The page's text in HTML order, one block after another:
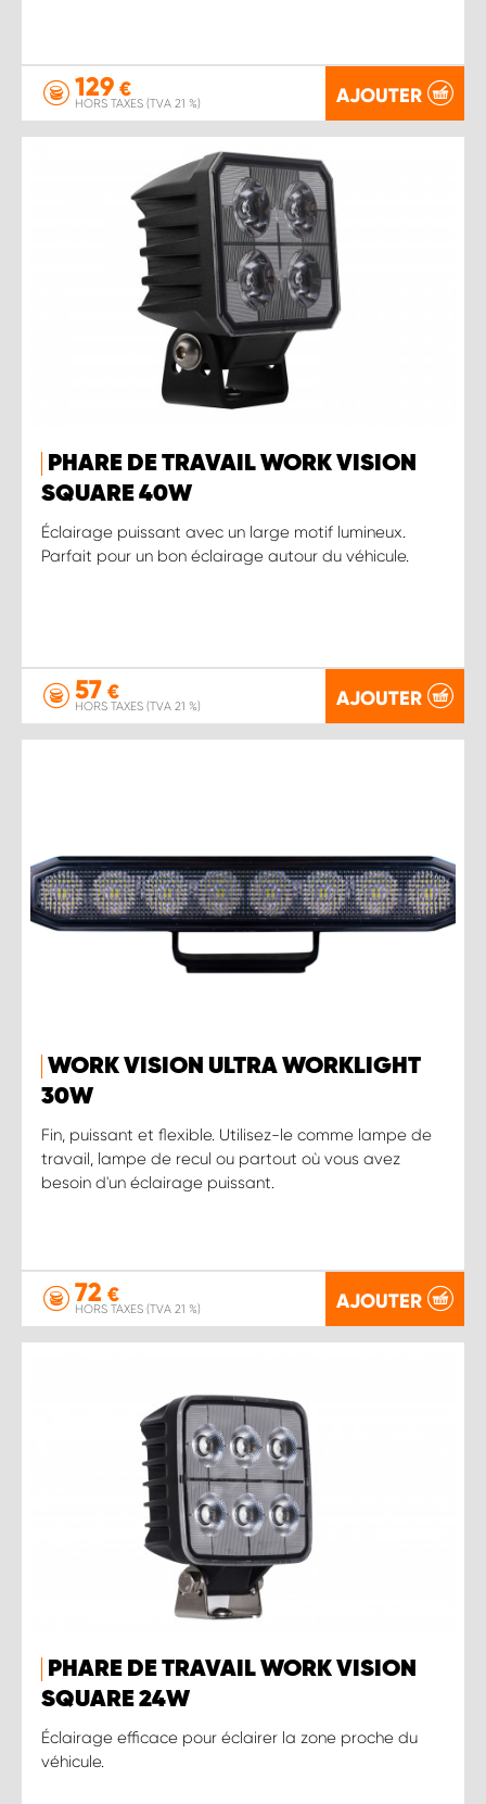
129 €
HORS TAXES (TVA 21 %) AJOUTER
PHARE DE TRAVAIL WORK VISION
SQUARE 40W
Éclairage puissant avec un large motif lumineux.
Parfait pour un bon éclairage autour du véhicule.
57 €
HORS TAXES (TVA 21 %) AJOUTER
WORK VISION ULTRA WORKLIGHT
30W
Fin, puissant et flexible. Utilisez-le comme lampe de
travail, lampe de recul ou partout où vous avez
besoin d'un éclairage puissant.
72 €
HORS TAXES (TVA 21 %) AJOUTER
PHARE DE TRAVAIL WORK VISION
SQUARE 24W
Éclairage efficace pour éclairer la zone proche du
véhicule.